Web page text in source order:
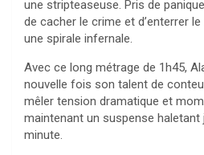
une stripteaseuse. Pris de
de cacher le crime et d’enterrer
une spirale infernale.
Avec ce long métrage de 1h45,
nouvelle fois son talent de
mêler tension dramatique et
maintenant un suspense haletant
minute.